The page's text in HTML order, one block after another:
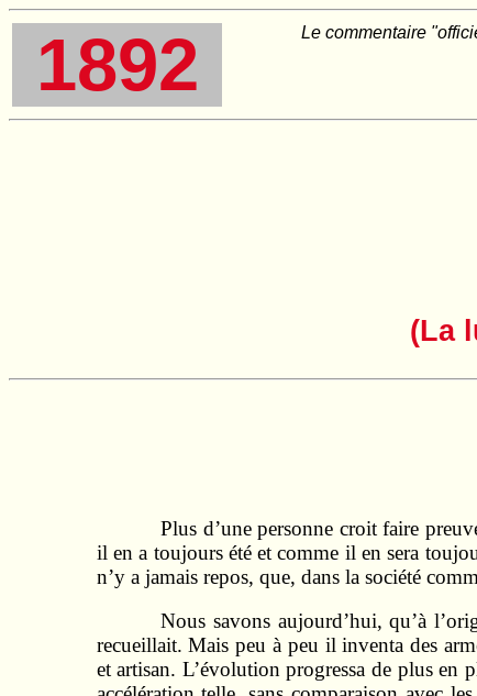
1892 Le commentaire
(La
Plus d’une personne croit faire
il en a toujours été et comme il en sera
n’y a jamais repos, que, dans la société
Nous savons aujourd’hui, qu’à
recueillait. Mais peu à peu il inventa des
et artisan. L’évolution progressa de plus en